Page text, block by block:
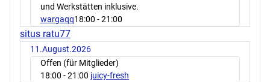
und Werkstätten inklusive.
wargaqq18:00 - 21:00
situs ratu77
11.August.2026
Offen (für Mitglieder)
18:00 - 21:00 juicy-fresh